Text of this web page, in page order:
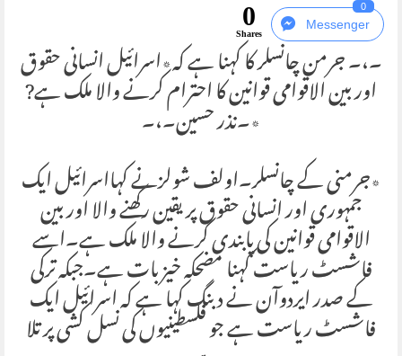
Messenger
0
0
Shares
۔،۔ جرمن چانسلر کا کہنا ہے کہ٭اسرائیل انسانی حقوق
اور بین الاقوامی قوانین کا احترام کرنے والا ملک ہے?
٭۔نذر حسین۔،۔
٭جرمنی کے چانسلر۔اولف شولزنے کہااسرائیل ایک
جمہوری اور انسانی حقوق پر یقین رکھنے والا اور بین
الاقوامی قوانین کی پابندی کرنے والا ملک ہے۔اسے
فاشسٹ ریاست کہنا مضحکہ خیز بات ہے۔جبکہ ترکی
کے صدر ایردوآن نے دبنگ کہا ہے کہ اسرائیل ایک
فاشسٹ ریاست ہے جو فلسطینیوں کی نسل کشی پر تلا